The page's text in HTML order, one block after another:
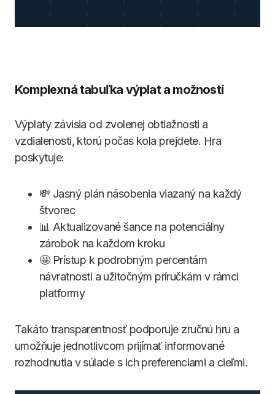
Komplexná tabuľka výplat a možností
Výplaty závisia od zvolenej obtiažnosti a
vzdialenosti, ktorú počas kola prejdete. Hra
poskytuje:
💸 Jasný plán násobenia viazaný na každý
štvorec
📊 Aktualizované šance na potenciálny
zárobok na každom kroku
🤩 Prístup k podrobným percentám
návratnosti a užitočným príručkám v rámci
platformy
Takáto transparentnosť podporuje zručnú hru a
umožňuje jednotlivcom prijímať informované
rozhodnutia v súlade s ich preferenciami a cieľmi.